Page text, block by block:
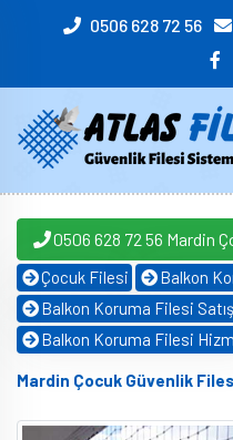
0506 628 72 56
0506 628 72 56 Mardin
Çocuk Filesi
Balkon
Balkon Koruma Filesi
Balkon Koruma Filesi
Mardin Çocuk Güvenlik